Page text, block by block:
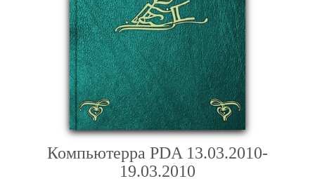
Компьютерра PDA 13.03.2010-
19.03.2010